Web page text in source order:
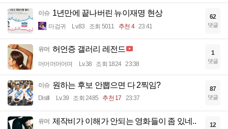
이슈 1년만에 끝나버린 뉴이재명 현상
마검귀 Lv.83 조회 5011 추천 4 23:41
62
댓글
유머 허언증 갤러리 레전드
머머머머머며 Lv.38 조회 1824 23:38
1
댓글
이슈 원하는 후보 안뽑으면 다 2찍임?
Disifi Lv.39 조회 2485 추천 17 23:37
87
댓글
유머 제작비가 이해가 안되는 영화들이 좀 있네.. 12